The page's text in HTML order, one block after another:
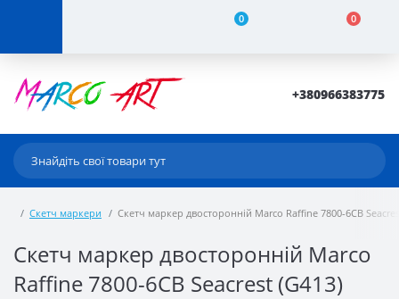
0 0
+380966383775
Скетч маркери Скетч маркер двосторонній Marco Raffine 7800-6CB
Скетч маркер двосторонній Marco
Raffine 7800-6CB Seacrest (G413)